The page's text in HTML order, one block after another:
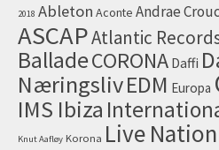
2018 Ableton Aconte Andrae
ASCAPAtlantic
BalladeCORONA Daffi
NæringslivEDM Europa
IMS Ibiza
Knut Aafløy Korona Live Nation